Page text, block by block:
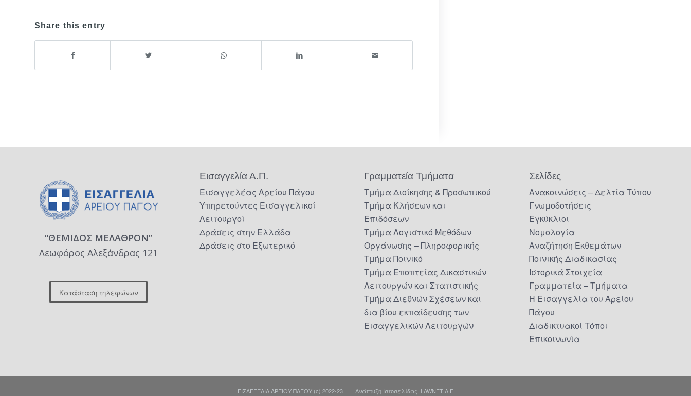
Share this entry
“ΘΕΜΙΔΟΣ ΜΕΛΑΘΡΟΝ”
Λεωφόρος Αλεξάνδρας 121
Κατάσταση τηλεφώνων
Εισαγγελία Α.Π.
Εισαγγελέας Αρείου Πάγου
Υπηρετούντες Εισαγγελικοί
Λειτουργοί
Δράσεις στην Ελλάδα
Δράσεις στο Εξωτερικό
Γραμματεία Τμήματα
Τμήμα Διοίκησης & Προσωπικού
Τμήμα Κλήσεων και
Επιδόσεων
Τμήμα Λογιστικό Μεθόδων
Οργάνωσης – Πληροφορικής
Τμήμα Ποινικό
Τμήμα Εποπτείας Δικαστικών
Λειτουργών και Στατιστικής
Τμήμα Διεθνών Σχέσεων και
δια βίου εκπαίδευσης των
Εισαγγελικών Λειτουργών
Σελίδες
Ανακοινώσεις – Δελτία Τύπου
Γνωμοδοτήσεις
Εγκύκλιοι
Νομολογία
Αναζήτηση Εκθεμάτων
Ποινικής Διαδικασίας
Ιστορικά Στοιχεία
Γραμματεία – Τμήματα
Η Εισαγγελία του Αρείου
Πάγου
Διαδικτυακοί Τόποι
Επικοινωνία
ΕΙΣΑΓΓΕΛΙΑ ΑΡΕΙΟΥ ΠΑΓΟΥ (c) 2022-23 Ανάπτυξη Ιστοσελίδας LAWNET Α.Ε.